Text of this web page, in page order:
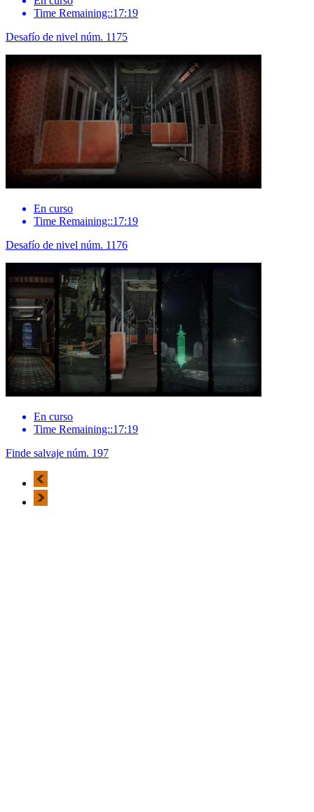
Time Remaining::17:19
Desafío de nivel núm. 1175
En curso
Time Remaining::17:19
Desafío de nivel núm. 1176
En curso
Time Remaining::17:19
Finde salvaje núm. 197